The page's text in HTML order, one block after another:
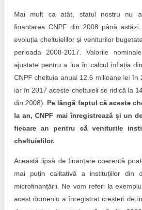
Mai mult ca atât, statul nostru nu
finanțarea CNPF din 2008 până
evoluția cheltuielilor și veniturilor
perioada 2008-2017. Valorile
ajustate pentru a lua în calcul inflația
CNPF cheltuia anual 12.6 milioane lei în
iar în 2017 aceste cheltuieli se ridică la
din 2008). Pe lângă faptul că aceste
la an, CNPF mai înregistrează și un
fiecare an pentru că veniturile
cheltuielilor.
Această lipsă de finanțare coerentă
mai puțin calitativă a instituțiilor din
microfinanțării. Ne vom referi la
acest domeniu a înregistrat creșteri de